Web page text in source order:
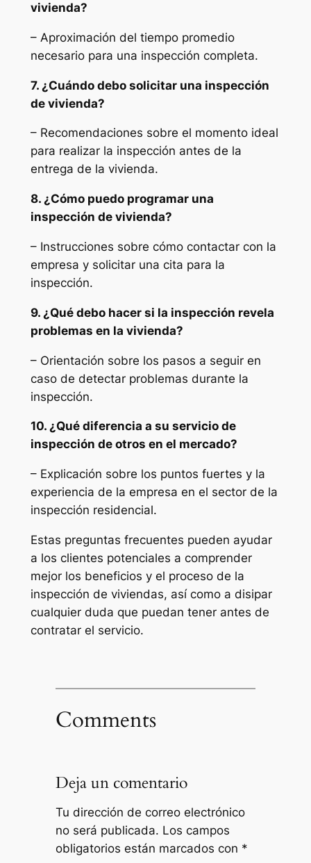
vivienda?
– Aproximación del tiempo promedio
necesario para una inspección completa.
7. ¿Cuándo debo solicitar una inspección
de vivienda?
– Recomendaciones sobre el momento ideal
para realizar la inspección antes de la
entrega de la vivienda.
8. ¿Cómo puedo programar una
inspección de vivienda?
– Instrucciones sobre cómo contactar con la
empresa y solicitar una cita para la
inspección.
9. ¿Qué debo hacer si la inspección revela
problemas en la vivienda?
– Orientación sobre los pasos a seguir en
caso de detectar problemas durante la
inspección.
10. ¿Qué diferencia a su servicio de
inspección de otros en el mercado?
– Explicación sobre los puntos fuertes y la
experiencia de la empresa en el sector de la
inspección residencial.
Estas preguntas frecuentes pueden ayudar
a los clientes potenciales a comprender
mejor los beneficios y el proceso de la
inspección de viviendas, así como a disipar
cualquier duda que puedan tener antes de
contratar el servicio.
Comments
Deja un comentario
Tu dirección de correo electrónico
no será publicada. Los campos
obligatorios están marcados con *